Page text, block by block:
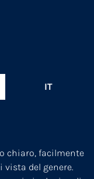
IT
chiaro, facilmente
del genere.